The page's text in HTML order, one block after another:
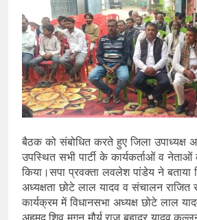
बैठक को संबोधित करते हुए जिला
उपस्थित सभी पार्टी के कार्यकर्ताओं व
किया।सपा प्रवक्ता लवलेश पांडेय ने बताया
अध्यक्षता छोटे लाल यादव व संचालन राजित
कार्यक्रम में विधानसभा अध्यक्ष छोटे लाल
अहमद,शिव मगन मौर्य,राज बहादुर